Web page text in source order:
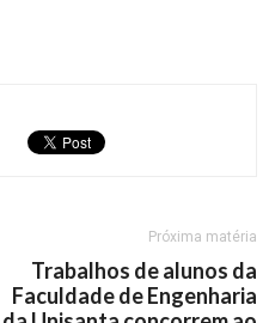
Próxima matéria
Trabalhos de alunos da
Faculdade de Engenharia